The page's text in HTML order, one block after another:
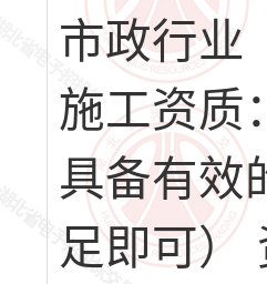
市政行业
施工资质
具备有效
足即可